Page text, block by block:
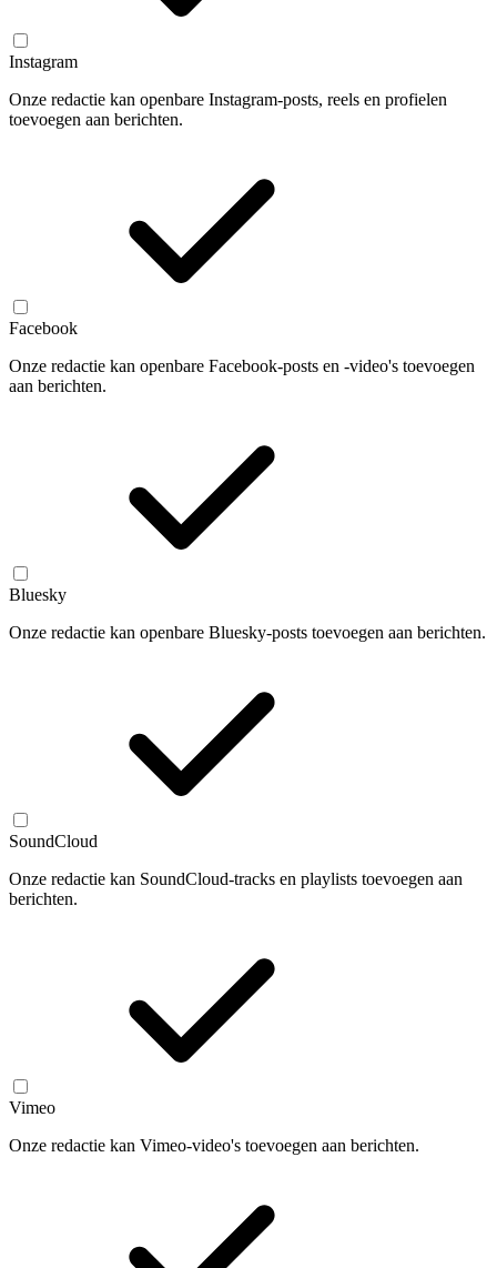
Instagram
Onze redactie kan openbare Instagram-posts, reels en profielen
toevoegen aan berichten.
Facebook
Onze redactie kan openbare Facebook-posts en -video's toevoegen
aan berichten.
Bluesky
Onze redactie kan openbare Bluesky-posts toevoegen aan berichten.
SoundCloud
Onze redactie kan SoundCloud-tracks en playlists toevoegen aan
berichten.
Vimeo
Onze redactie kan Vimeo-video's toevoegen aan berichten.